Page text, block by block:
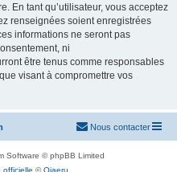
En tant qu’utilisateur, vous acceptez
renseignées soient enregistrées
informations ne seront pas
ni
être tenus comme responsables
visant à compromettre vos
Nous contacter
Software © phpBB Limited
officielle ©Qiaeru